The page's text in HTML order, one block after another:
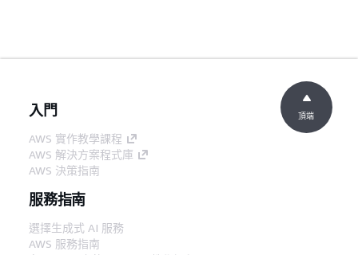
入門
AWS 實作教學課程
AWS 解決方案程式庫
AWS 決策指南
服務指南
選擇生成式 AI 服務
AWS 服務指南
頂端